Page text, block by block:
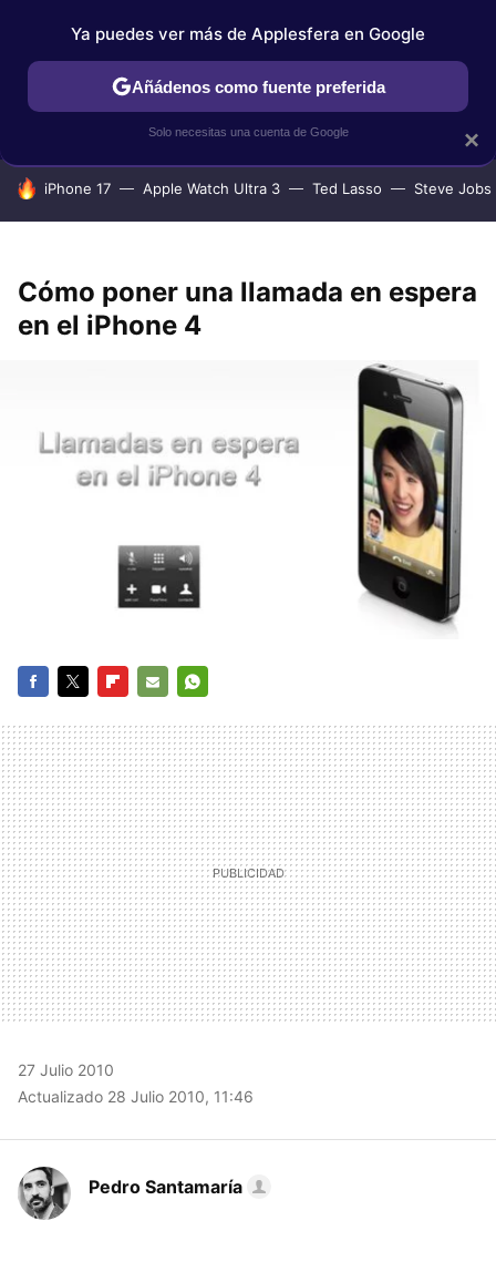
IPHONE TUTORIALES APPLESFERA SELECCIÓN
HOY SE HABLA DE
iPhone 17 Apple Watch Ultra 3 Ted Lasso Steve Jobs
Cómo poner una llamada en espera
en el iPhone 4
MAIL
27 Julio 2010
Actualizado 28 Julio 2010, 11:46
Pedro Santamaría
×
Ya puedes ver más de Applesfera en Google
Añádenos como fuente preferida
Solo necesitas una cuenta de Google